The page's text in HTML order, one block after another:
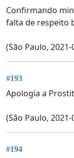
Confirmando
falta de respeito
(São Paulo, 2021-
#193
Apologia a
(São Paulo, 2021-
#194